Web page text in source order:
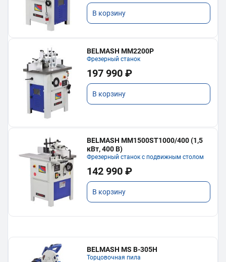
В корзину
BELMASH MM2200P
Фрезерный станок
197 990 ₽
В корзину
BELMASH MM1500ST1000/400 (1,5
кВт, 400 В)
Фрезерный станок с подвижным столом
142 990 ₽
В корзину
BELMASH MS B-305H
Торцовочная пила